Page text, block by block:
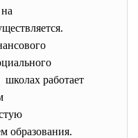
школах работает
образования.